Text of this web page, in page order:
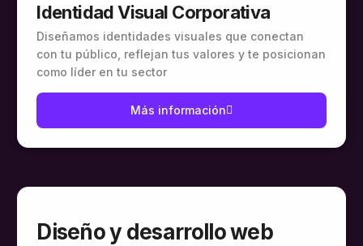
Identidad Visual Corporativa
Diseñamos identidades visuales que conectan
con tu público, reflejan tus valores y te posicionan
como líder en tu sector
Más información
Diseño y desarrollo web